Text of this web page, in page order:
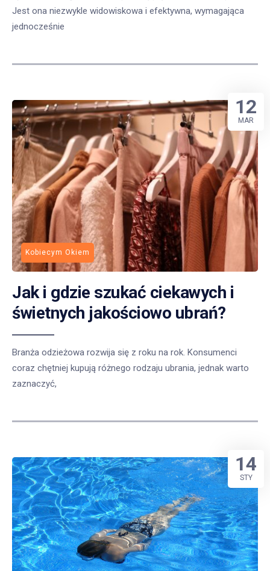
Jest ona niezwykle widowiskowa i efektywna, wymagająca
jednocześnie
Kobiecym Okiem
Jak i gdzie szukać ciekawych i
świetnych jakościowo ubrań?
Branża odzieżowa rozwija się z roku na rok. Konsumenci
coraz chętniej kupują różnego rodzaju ubrania, jednak warto
zaznaczyć,
12
MAR
14
STY